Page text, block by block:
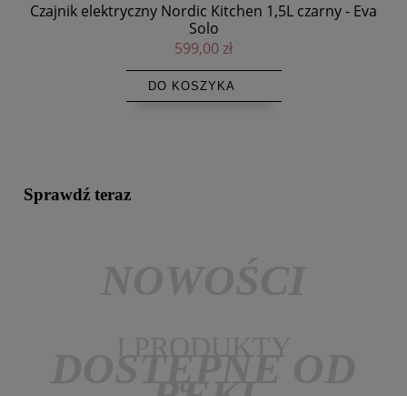
Czajnik elektryczny Nordic Kitchen 1,5L czarny - Eva
Solo
599,00 zł
DO KOSZYKA
Sprawdź teraz